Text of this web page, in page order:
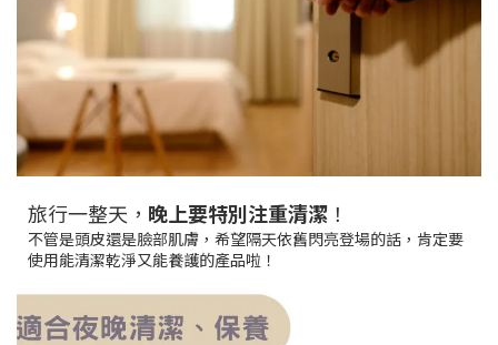
旅行一整天， 晚上要特別注重清潔 ！
不管是頭皮還是臉部肌膚，希望隔天依舊閃亮登場的話，肯定要
使用能清潔乾淨又能養護的產品啦！